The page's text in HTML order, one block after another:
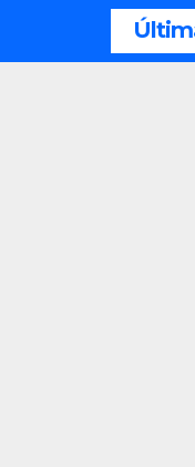
con fecha valor